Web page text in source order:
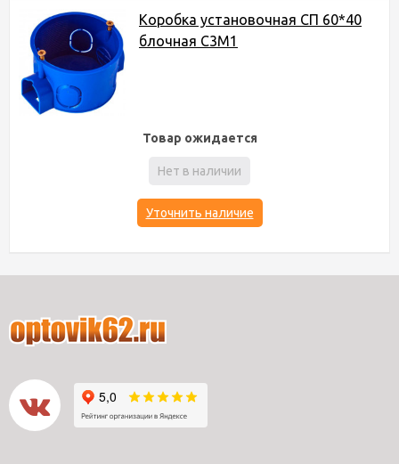
Коробка установочная СП 60*40
блочная С3М1
Товар ожидается
Нет в наличии
Уточнить наличие